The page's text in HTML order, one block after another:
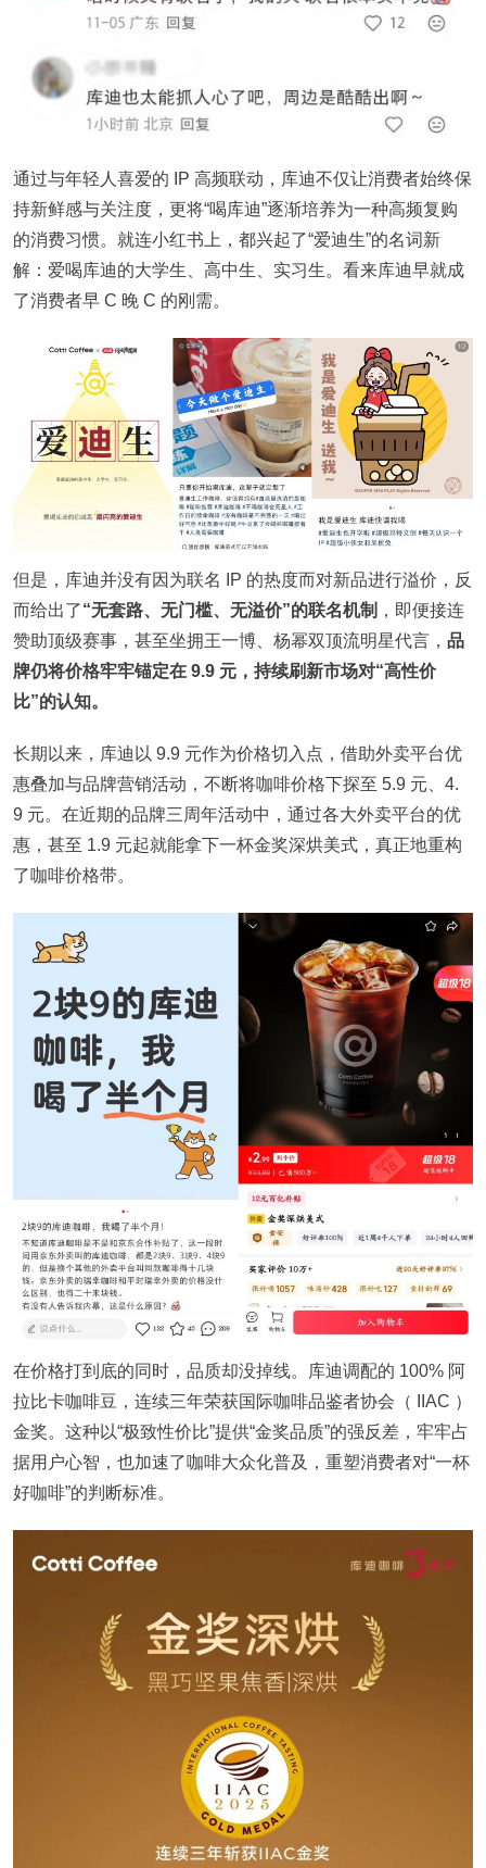
通过与年轻人喜爱的 IP 高频联动，库迪不仅让消费者始终保
持新鲜感与关注度，更将“喝库迪”逐渐培养为一种高频复购
的消费习惯。就连小红书上，都兴起了“爱迪生”的名词新
解：爱喝库迪的大学生、高中生、实习生。看来库迪早就成
了消费者早 C 晚 C 的刚需。
但是，库迪并没有因为联名 IP 的热度而对新品进行溢价，反
而给出了“无套路、无门槛、无溢价”的联名机制 ，即便接连
赞助顶级赛事，甚至坐拥王一博、杨幂双顶流明星代言， 品
牌仍将价格牢牢锚定在 9.9 元，持续刷新市场对“高性价
比”的认知。
长期以来，库迪以 9.9 元作为价格切入点，借助外卖平台优
惠叠加与品牌营销活动，不断将咖啡价格下探至 5.9 元、4.
9 元。在近期的品牌三周年活动中，通过各大外卖平台的优
惠，甚至 1.9 元起就能拿下一杯金奖深烘美式，真正地重构
了咖啡价格带。
在价格打到底的同时，品质却没掉线。库迪调配的 100% 阿
拉比卡咖啡豆，连续三年荣获国际咖啡品鉴者协会（ IIAC ）
金奖。这种以“极致性价比”提供“金奖品质”的强反差，牢牢占
据用户心智，也加速了咖啡大众化普及，重塑消费者对“一杯
好咖啡”的判断标准。